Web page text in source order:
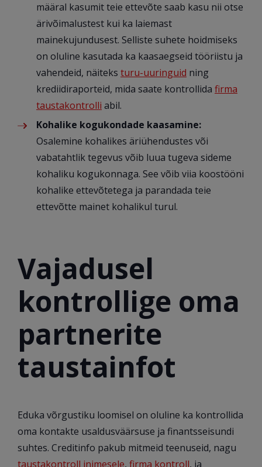
määral kasumit teie ettevõte saab kasu nii otse
ärivõimalustest kui ka laiemast
mainekujundusest. Selliste suhete hoidmiseks
on oluline kasutada ka kaasaegseid tööriistu ja
vahendeid, näiteks turu-uuringuid ning
krediidiraporteid, mida saate kontrollida firma
taustakontrolli abil.
Kohalike kogukondade kaasamine:
Osalemine kohalikes äriühendustes või
vabatahtlik tegevus võib luua tugeva sideme
kohaliku kogukonnaga. See võib viia koostööni
kohalike ettevõtetega ja parandada teie
ettevõtte mainet kohalikul turul.
Vajadusel
kontrollige oma
partnerite
taustainfot
Eduka võrgustiku loomisel on oluline ka kontrollida
oma kontakte usaldusväärsuse ja finantsseisundi
suhtes. Creditinfo pakub mitmeid teenuseid, nagu
taustakontroll inimesele, firma kontroll, ja